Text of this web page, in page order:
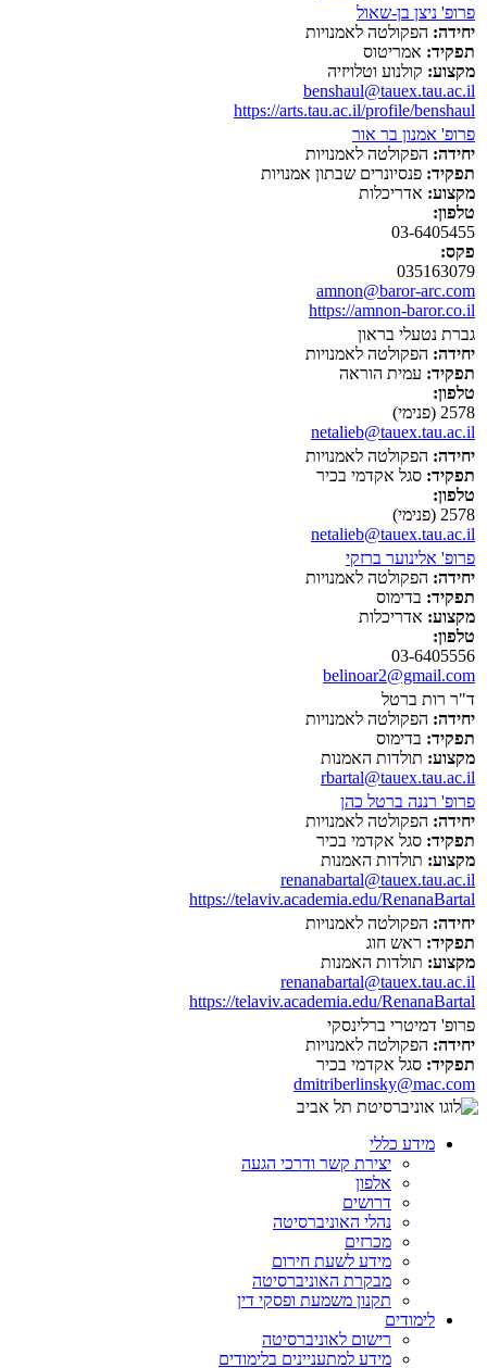
פרופ' ניצן בן-שאול
יחידה: הפקולטה לאמנויות
תפקיד: אמריטוס
מקצוע: קולנוע וטלויזיה
benshaul@tauex.tau.ac.il
https://arts.tau.ac.il/profile/benshaul
פרופ' אמנון בר אור
יחידה: הפקולטה לאמנויות
תפקיד: פנסיונרים שבתון אמנויות
מקצוע: אדריכלות
טלפון:
03-6405455
פקס:
035163079
amnon@baror-arc.com
https://amnon-baror.co.il
גברת נטעלי בראון
יחידה: הפקולטה לאמנויות
תפקיד: עמית הוראה
טלפון:
2578 (פנימי)
netalieb@tauex.tau.ac.il
יחידה: הפקולטה לאמנויות
תפקיד: סגל אקדמי בכיר
טלפון:
2578 (פנימי)
netalieb@tauex.tau.ac.il
פרופ' אלינוער ברזקי
יחידה: הפקולטה לאמנויות
תפקיד: בדימוס
מקצוע: אדריכלות
טלפון:
03-6405556
belinoar2@gmail.com
ד"ר רות ברטל
יחידה: הפקולטה לאמנויות
תפקיד: בדימוס
מקצוע: תולדות האמנות
rbartal@tauex.tau.ac.il
פרופ' רננה ברטל כהן
יחידה: הפקולטה לאמנויות
תפקיד: סגל אקדמי בכיר
מקצוע: תולדות האמנות
renanabartal@tauex.tau.ac.il
https://telaviv.academia.edu/RenanaBartal
יחידה: הפקולטה לאמנויות
תפקיד: ראש חוג
מקצוע: תולדות האמנות
renanabartal@tauex.tau.ac.il
https://telaviv.academia.edu/RenanaBartal
פרופ' דמיטרי ברלינסקי
יחידה: הפקולטה לאמנויות
תפקיד: סגל אקדמי בכיר
dmitriberlinsky@mac.com
מידע כללי
יצירת קשר ודרכי הגעה
אלפון
דרושים
נהלי האוניברסיטה
מכרזים
מידע לשעת חירום
מבקרת האוניברסיטה
תקנון משמעת ופסקי דין
לימודים
רישום לאוניברסיטה
מידע למתעניינים בלימודים